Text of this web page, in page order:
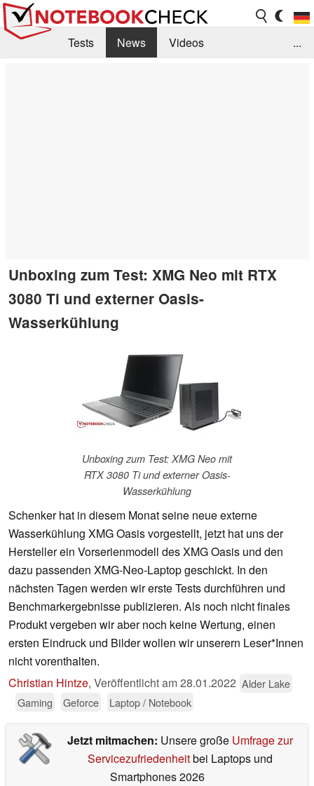
Tests News
Videos
...
Unboxing zum Test: XMG Neo mit RTX
3080 Ti und externer Oasis-
Wasserkühlung
Unboxing zum Test: XMG Neo mit
RTX 3080 Ti und externer Oasis-
Wasserkühlung
Schenker hat in diesem Monat seine neue externe
Wasserkühlung XMG Oasis vorgestellt, jetzt hat uns der
Hersteller ein Vorserienmodell des XMG Oasis und den
dazu passenden XMG-Neo-Laptop geschickt. In den
nächsten Tagen werden wir erste Tests durchführen und
Benchmarkergebnisse publizieren. Als noch nicht finales
Produkt vergeben wir aber noch keine Wertung, einen
ersten Eindruck und Bilder wollen wir unserern Leser*Innen
nicht vorenthalten.
Christian Hintze, Veröffentlicht am28.01.2022 Alder Lake
Gaming
Geforce Laptop / Notebook
Jetzt mitmachen: Unsere große Umfrage zur
Servicezufriedenheitbei Laptops und
Smartphones 2026